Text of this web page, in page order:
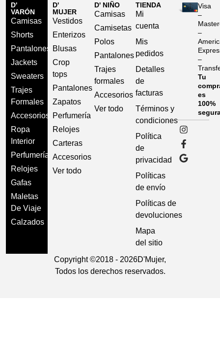
D'
VARÓN
Camisas
Shorts
Pantalones
Jackets
Sweaters
Trajes
Formales
Accesorios
Ropa
Interior
Perfumería
Relojes
Gafas
Maletas
De Viaje
Calzados
D'
MUJER
Vestidos
Enterizos
Blusas
Crop
tops
Pantalones
Zapatos
Perfumería
Relojes
Carteras
Accesorios
Ver todo
D' NIÑO
Camisas
Camisetas
Polos
Pantalones
Trajes
formales
Accesorios
Ver todo
TIENDA
Mi
cuenta
Mis
pedidos
Detalles
de
facturas
Términos y
condiciones
Política
de
privacidad
Políticas
de envío
Políticas de
devoluciones
Mapa
del sitio
Visa
–
–
–
Tu
es
100%
Copyright ©2018 - 2026D'Mujer,
Todos los derechos reservados.